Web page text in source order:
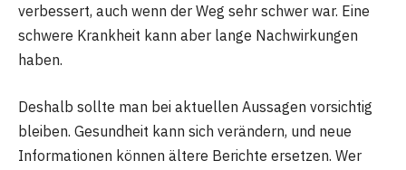
verbessert, auch wenn der Weg sehr schwer war. Eine
schwere Krankheit kann aber lange Nachwirkungen
haben.
Deshalb sollte man bei aktuellen Aussagen vorsichtig
bleiben. Gesundheit kann sich verändern, und neue
Informationen können ältere Berichte ersetzen. Wer